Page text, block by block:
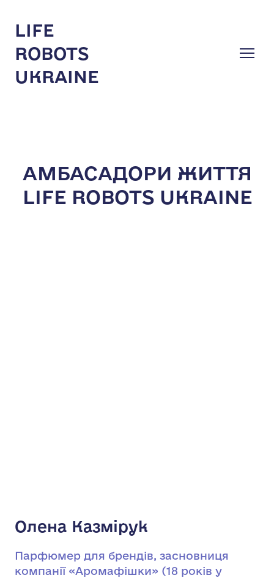
LIFE
ROBOTS
UKRAINE
АМБАСАДОРИ ЖИТТЯ
LIFE ROBOTS UKRAINE
Олена Казмірук
Парфюмер для брендів, засновниця
компанії «Аромафішки» (18 років у